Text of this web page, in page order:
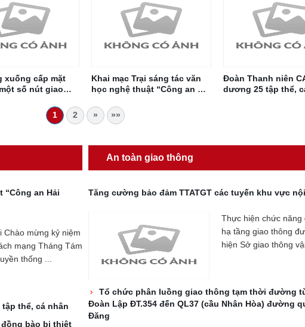
xuống cấp mặt
số nút giao
Khai mạc Trại sáng tác văn
học nghệ thuật “Công an Hải
sống”
Đoàn Thanh niên
dương 25 tập thể,
1 2 » »»
“Công an Hải
Chào mừng kỷ niệm
mạng Tháng Tám
thống ...
thể, cá nhân
đồng bào bị thiệt
An toàn giao thông
Tăng cường bảo đảm TTATGT các tuyến khu vực
Thực hiện chức năng
hạ tầng giao thông
hiện Sở giao thông
Tổ chức phân luồng giao thông tạm thời đường
Đoàn Lập ĐT.354 đến QL37 (cầu Nhân Hòa) đường
Đăng